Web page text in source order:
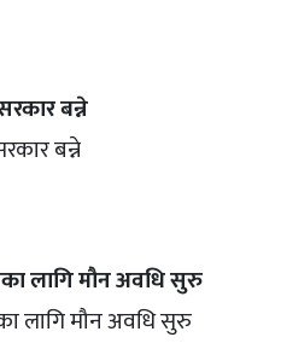
बन्ने
बन्ने
लागि मौन अवधि सुरु
लागि मौन अवधि सुरु